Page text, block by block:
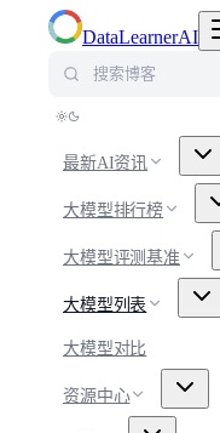
DataLearnerAI
最新AI资讯
大模型排行榜
大模型评测基准
大模型列表
大模型对比
资源中心